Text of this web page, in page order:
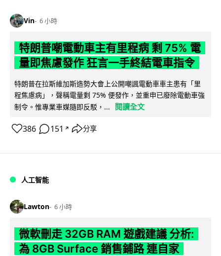
Vin 6 小時
特朗普嘲電動車主有里程病 剩 75% 電
量即焦慮發作 狂言一手終結電車指令
特朗普在拉斯維加斯造勢大會上公開嘲諷電動車車主患有「里
程焦慮病」，聲稱電量剩 75% 便發作，並重申已廢除電動車強
制令。惟專業車媒隨即反駁，...
閱讀全文
386 151 ↗ 分享
人工智能
Lawton 6 小時
微軟刪走 32GB RAM 遊戲建議 分析:
為 8GB Surface 銷售鋪路 連自家